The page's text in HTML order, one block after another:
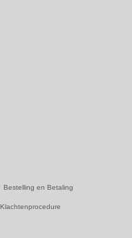
Bestelling en Betaling
Klachtenprocedure